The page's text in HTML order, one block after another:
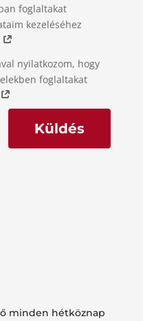
foglaltakat
kezeléséhez
nyilatkozom, hogy
foglaltakat
Küldés
minden hétköznap